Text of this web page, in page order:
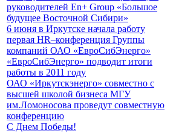
руководителей En+ Group «Большое
будущее Восточной Сибири»
6 июня в Иркутске начала работу
первая HR–конференция Группы
компаний ОАО «ЕвроСибЭнерго»
«ЕвроСибЭнерго» подводит итоги
работы в 2011 году
ОАО «Иркутскэнерго» совместно с
высшей школой бизнеса МГУ
им.Ломоносова проведут совместную
конференцию
С Днем Победы!